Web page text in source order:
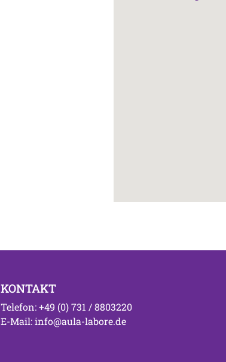
KONTAKT
Telefon: +49 (0) 731 / 8803220
E-Mail: info@aula-labore.de